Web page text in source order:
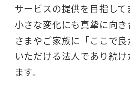
サービスの提供を目指して
小さな変化にも真摯に向
さまやご家族に「ここで
いただける法人であり続け
ます。